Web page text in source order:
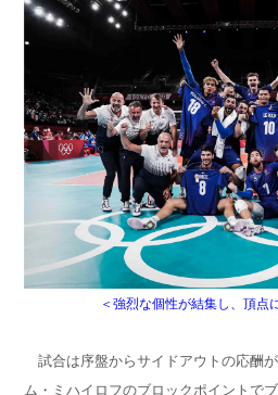
＜強烈な個性が結集し、頂点
試合は序盤からサイドアウトの応酬
ム・ミハイロフのブロックポイントで